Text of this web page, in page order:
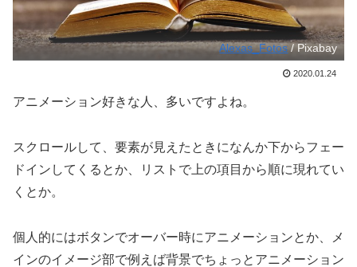
Alexas_Fotos/ Pixabay
2020.01.24
アニメーション好きな人、多いですよね。
スクロールして、要素が見えたときになんか下からフェー
ドインしてくるとか、リストで上の項目から順に現れてい
くとか。
個人的にはボタンでオーバー時にアニメーションとか、メ
インのイメージ部で例えば背景でちょっとアニメーション